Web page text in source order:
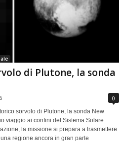
di Plutone, la sonda
0
sorvolo di Plutone, la sonda New
viaggio ai confini del Sistema Solare.
la missione si prepara a trasmettere
regione ancora in gran parte